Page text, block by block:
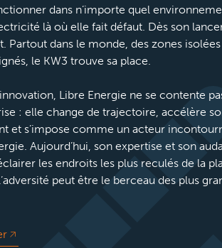
dans n’importe quel
là où elle fait défaut. Dès son
Partout dans le monde, des zones isolées
le KW3 trouve sa place.
Libre Energie ne se contente
: elle change de trajectoire, accélère
et s’impose comme un acteur
Aujourd’hui, son expertise et son
les endroits les plus reculés de la
peut être le berceau des plus